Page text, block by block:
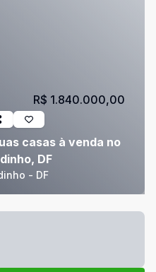
casas à venda no
DF
- DF
R$ 1.840.000,00